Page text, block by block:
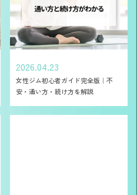
2026.04.23
女性ジム初心者ガイド完全版｜不
安・通い方・続け方を解説